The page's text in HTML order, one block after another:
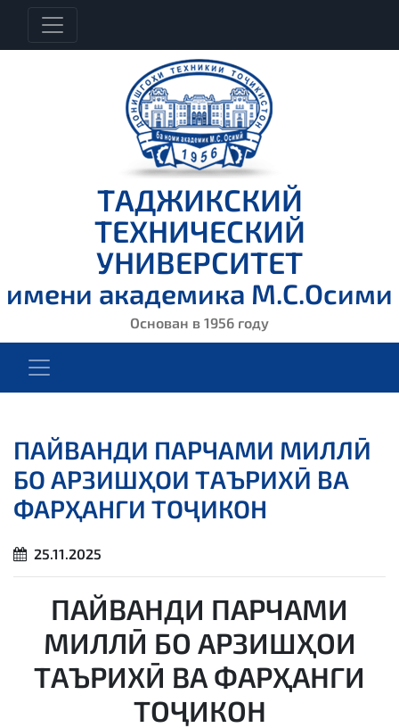
ТАДЖИКСКИЙ
ТЕХНИЧЕСКИЙ
УНИВЕРСИТЕТ
имени академика М.С.Осими
Основан в 1956 году
ПАЙВАНДИ ПАРЧАМИ МИЛЛӢ
БО АРЗИШҲОИ ТАЪРИХӢ ВА
ФАРҲАНГИ ТОҶИКОН
25.11.2025
ПАЙВАНДИ ПАРЧАМИ
МИЛЛӢ БО АРЗИШҲОИ
ТАЪРИХӢ ВА ФАРҲАНГИ
ТОҶИКОН